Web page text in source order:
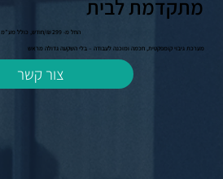
מתקדמת לבית
₪/חודש, כולל מע”מ299 החל מ-
מערכת גיבוי קומפקטית, חכמה ומוכנה לעבודה – בלי השקעה גדולה מראש
צור קשר